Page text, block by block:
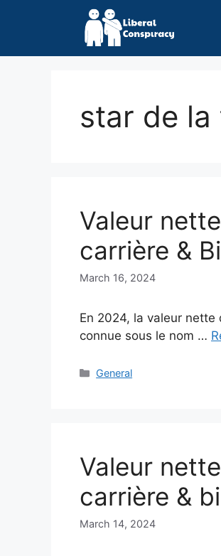
star de la
Valeur
carrière &
March 16, 2024
En 2024, la valeur nette
connue sous le nom …
Categories
General
Valeur
carrière &
March 14, 2024